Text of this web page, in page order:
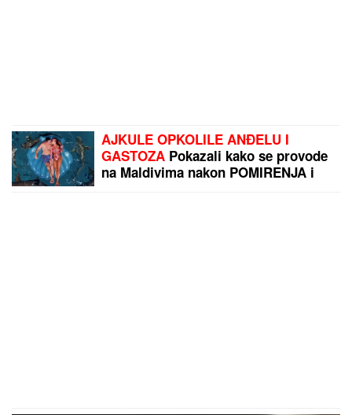
AJKULE OPKOLILE ANĐELU I
GASTOZA Pokazali kako se provode
na Maldivima nakon POMIRENJA i